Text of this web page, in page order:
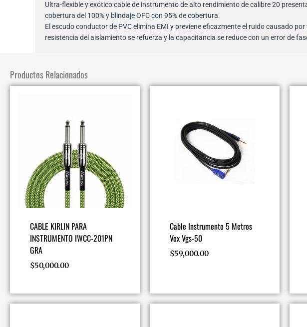
Ultra-flexible y exótico cable de instrumento de alto rendimiento de calibre 20
cobertura del 100% y blindaje OFC con 95% de cobertura.
El escudo conductor de PVC elimina EMI y previene eficazmente el ruido causado
resistencia del aislamiento se refuerza y la capacitancia se reduce con un error de
Productos Relacionados
CABLE KIRLIN PARA
INSTRUMENTO IWCC-201PN
GRA
$50,000.00
Cable Instrumento 5 Metros
Vox Vgs-50
$59,000.00